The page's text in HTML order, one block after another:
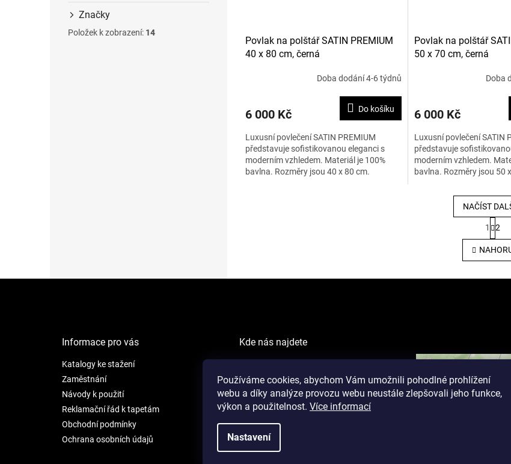
Používáme cookies, abychom Vám umožnili pohodlné prohlížení
webu a díky analýze provozu webu neustále zlepšovali jeho funkce,
výkon a použitelnost. Více informací
Nastavení
Značky
Položek k zobrazení: 14
Povlak na polštář SATIN PREMIUM
40 x 80 cm, černá
Doba dodání 4-6 týdnů
6 000 Kč Do košíku
Luxusní povlečení SATIN PREMIUM
představuje sofistikovanou eleganci s
moderním vzhledem. Materiál je 100%
bavlna. Rozměry jsou 40 x 80 cm.
Povlak na polštář
50 x 70 cm, černá
Doba
6 000 Kč
Luxusní povlečení SATIN
představuje
moderním vzhledem.
bavlna. Rozměry jsou 50
O
v
l
d
k
ý
NAČÍST
S
t
r
á
n
1 2
Informace pro vás
Katalogy ke stažení
Zaměstnání
Návody k použití
Reklamační řád k tapetám
Obchodní podmínky
Ochrana osobních údajů
Kde nás najdete
Šafránkova 1238/1
Praha 5
Po - Pá: 9 - 19 hodin
So: 9 - 17 hodin